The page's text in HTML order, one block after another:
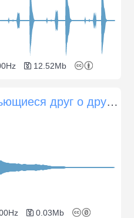
12.52Mb
Настоящие мечи, бьющиеся друг о друга 9
0.03Mb